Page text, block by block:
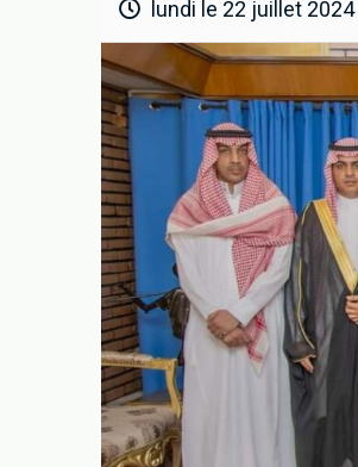
lundi le 22 juillet 2024